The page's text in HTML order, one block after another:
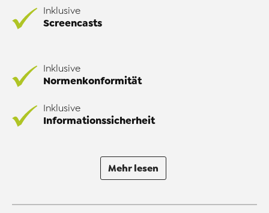
Inklusive
Screencasts
Inklusive
Normenkonformität
Inklusive
Informationssicherheit
Mehr lesen